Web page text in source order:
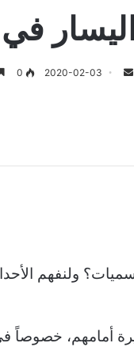
في
أرسل 2020-02-03
0
ولنفهم
أمامهم، خصوصاً